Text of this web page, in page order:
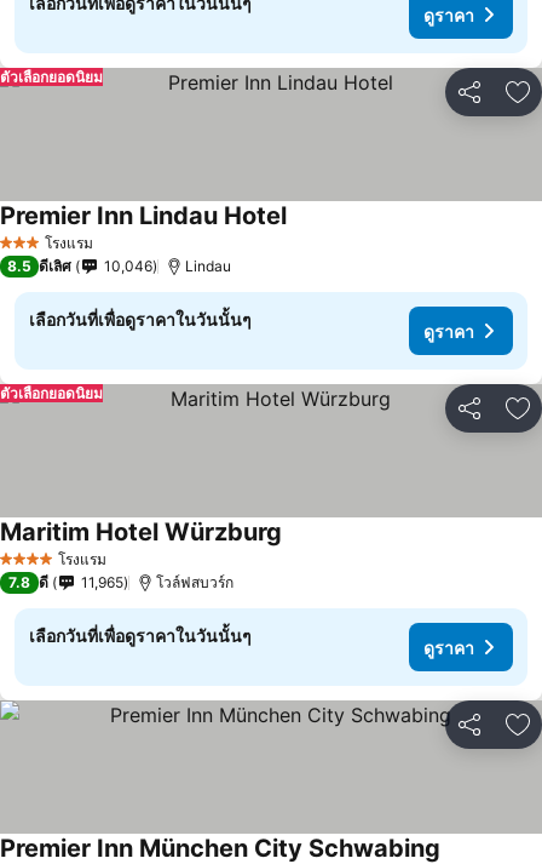
ดูราคา
แชร์ เ
ตัวเลือกยอดนิยม
3 ดาว โรงแรม
Premier Inn Lindau Hotel
8.5 ดีเลิศ 10,046 Lindau
เลือกวันที่เพื่อดูราคาในวันนั้นๆ
ดูราคา
แชร์ เ
ตัวเลือกยอดนิยม
4 ดาว โรงแรม
Maritim Hotel Würzburg
7.8 ดี 11,965 โวล์ฟสบวร์ก
เลือกวันที่เพื่อดูราคาในวันนั้นๆ
ดูราคา
แชร์ เ
Premier Inn München City Schwabing